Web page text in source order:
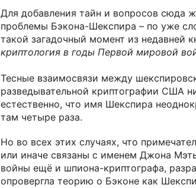
Для добавления тайн и вопросов сюда
проблемы Бэкона-Шекспира – по уже
такой загадочный момент из недавней
криптология в годы Первой мировой
Тесные взаимосвязи между
разведывательной криптографии США
естественно, что имя Шекспира
там четыре раза.
Но во всех этих случаях, что
или иначе связаны с именем Джона
войны ещё и шпиона-криптографа,
опровергла теорию о Бэконе как